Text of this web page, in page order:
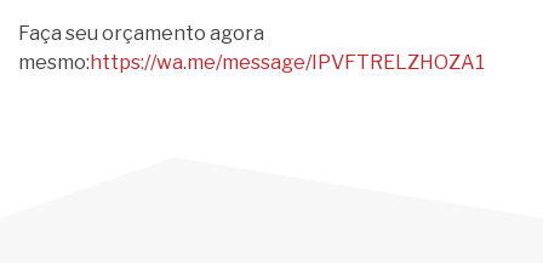
Faça seu orçamento agora
mesmo:https://wa.me/message/IPVFTRELZHOZA1